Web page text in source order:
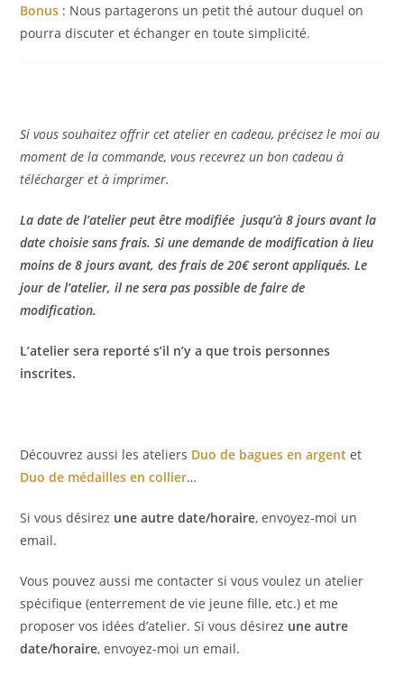
Bonus : Nous partagerons un petit thé autour duquel on
pourra discuter et échanger en toute simplicité.
Si vous souhaitez offrir cet atelier en cadeau, précisez le moi au
moment de la commande, vous recevrez un bon cadeau à
télécharger et à imprimer.
La date de l’atelier peut être modifiée jusqu’à 8 jours avant la
date choisie sans frais. Si une demande de modification à lieu
moins de 8 jours avant, des frais de 20€ seront appliqués. Le
jour de l’atelier, il ne sera pas possible de faire de
modification.
L’atelier sera reporté s’il n’y a que trois personnes
inscrites.
Découvrez aussi les ateliers Duo de bagues en argent et
Duo de médailles en collier…
Si vous désirez une autre date/horaire, envoyez-moi un
email.
Vous pouvez aussi me contacter si vous voulez un atelier
spécifique (enterrement de vie jeune fille, etc.) et me
proposer vos idées d’atelier. Si vous désirez une autre
date/horaire, envoyez-moi un email.